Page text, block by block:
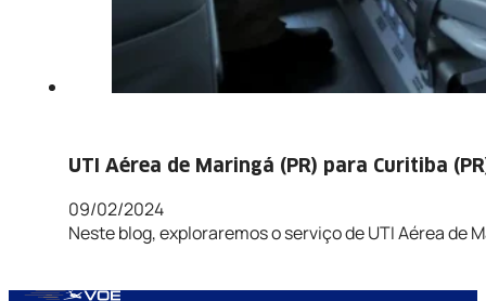
UTI Aérea de Maringá (PR) para Curitiba
09/02/2024
Neste blog, exploraremos o serviço de UTI Aérea de